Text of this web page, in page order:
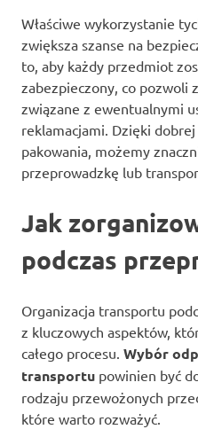
Właściwe wykorzystanie
zwiększa szanse na
to, aby każdy przedmiot
zabezpieczony, co pozwoli
związane z ewentualnymi
reklamacjami. Dzięki
pakowania, możemy
przeprowadzkę lub
Jak
podczas
Organizacja transportu
z kluczowych aspektów,
całego procesu. Wybór
transportu powinien być
rodzaju przewożonych
które warto rozważyć.